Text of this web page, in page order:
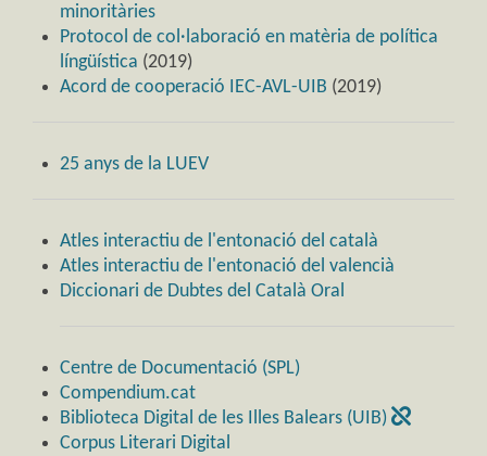
minoritàries
Protocol de col·laboració en matèria de política
língüística (2019)
Acord de cooperació IEC-AVL-UIB (2019)
25 anys de la LUEV
Atles interactiu de l'entonació del català
Atles interactiu de l'entonació del valencià
Diccionari de Dubtes del Català Oral
Centre de Documentació (SPL)
Compendium.cat
Biblioteca Digital de les Illes Balears (UIB)
Corpus Literari Digital